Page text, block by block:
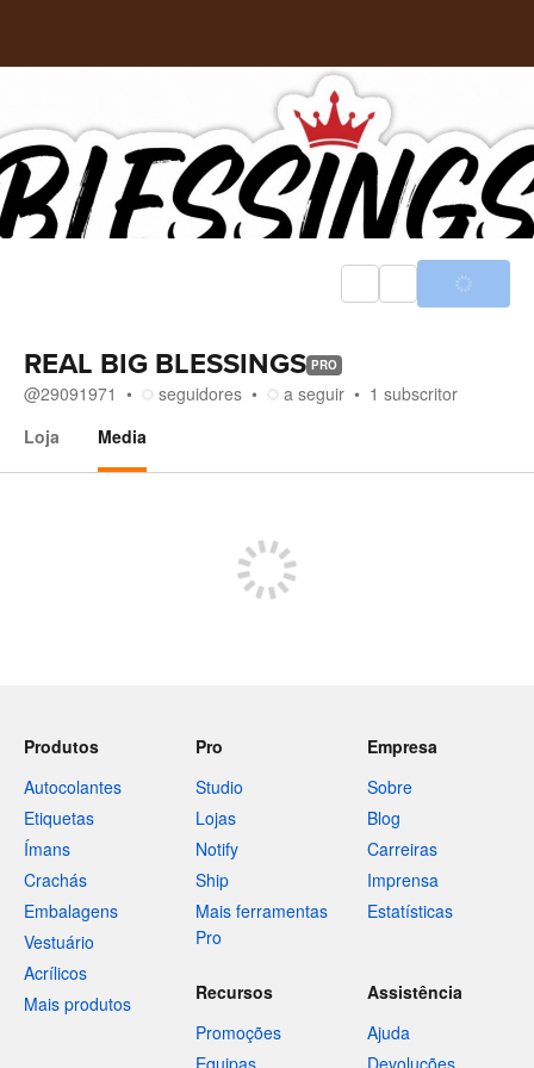
REAL BIG BLESSINGS PRO
@29091971 seguidores a seguir 1 subscritor
Loja
Media
Produtos
Autocolantes
Etiquetas
Ímans
Crachás
Embalagens
Vestuário
Acrílicos
Mais produtos
Pro
Studio
Lojas
Notify
Ship
Mais ferramentas
Pro
Empresa
Sobre
Blog
Carreiras
Imprensa
Estatísticas
Recursos
Promoções
Equipas
Assistência
Ajuda
Devoluções